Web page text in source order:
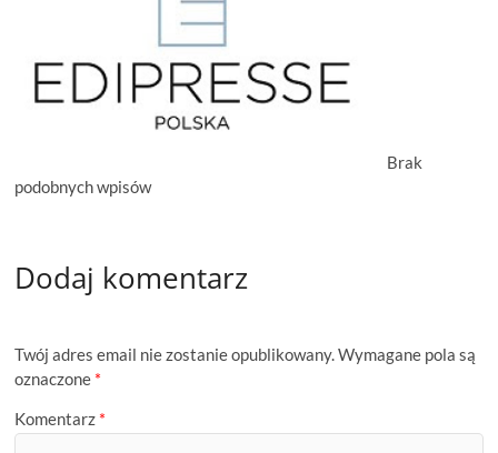
Brak
podobnych wpisów
Dodaj komentarz
Twój adres email nie zostanie opublikowany.Wymagane pola są
oznaczone *
Komentarz *